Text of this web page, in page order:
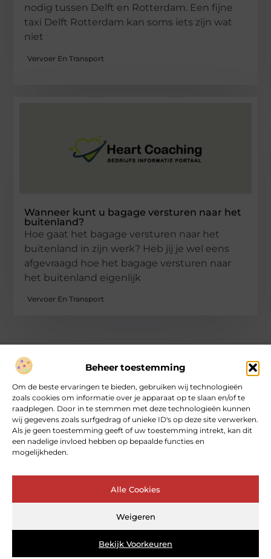
Beheer toestemming
Om de beste ervaringen te bieden, gebruiken wij technologieën
zoals cookies om informatie over je apparaat op te slaan en/of te
raadplegen. Door in te stemmen met deze technologieën kunnen
wij gegevens zoals surfgedrag of unieke ID's op deze site verwerken.
Als je geen toestemming geeft of uw toestemming intrekt, kan dit
een nadelige invloed hebben op bepaalde functies en
mogelijkheden.
Alle Cookies
Weigeren
Bekijk Voorkeuren
nodig tussen Delft en Rotterdam. Een fijne
taxi Delft Rotterdam kan soms iets zijn wat
niet
Vervoer En Transport
Wanneer kunt u bagage versturen naar het
buitenland?
Hoe gaat het bagage versturen naar het
buitenland in zijn werk? Heb jij je wel eens
afgevraagd hoe het bagage versturen naar
het buitenland eigenlijk
Vervoer En Transport
Over heartcoaching
Jouw gids voor inspiratie en tips uit het dagelijks leven.
Ontdek een brede verzameling blogs en artikelen die je helpen
om het meeste uit elke dag te halen, met praktische adviezen
en verrassende inzichten.
Bericht categorie
Main Links